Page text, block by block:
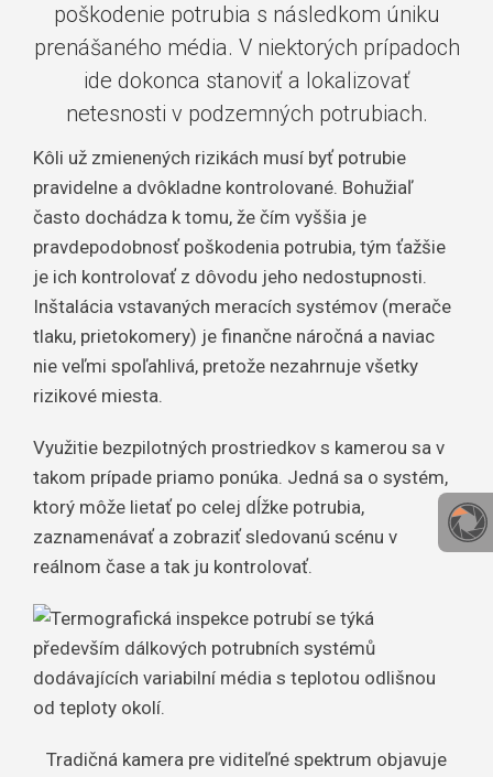
poškodenie potrubia s následkom úniku
prenášaného média. V niektorých prípadoch
ide dokonca stanoviť a lokalizovať
netesnosti v podzemných potrubiach.
Kôli už zmienených rizikách musí byť potrubie
pravidelne a dvôkladne kontrolované. Bohužiaľ
často dochádza k tomu, že čím vyššia je
pravdepodobnosť poškodenia potrubia, tým ťažšie
je ich kontrolovať z dôvodu jeho nedostupnosti.
Inštalácia vstavaných meracích systémov (merače
tlaku, prietokomery) je finančne náročná a naviac
nie veľmi spoľahlivá, pretože nezahrnuje všetky
rizikové miesta.
Využitie bezpilotných prostriedkov s kamerou sa v
takom prípade priamo ponúka. Jedná sa o systém,
ktorý môže lietať po celej dĺžke potrubia,
zaznamenávať a zobraziť sledovanú scénu v
reálnom čase a tak ju kontrolovať.
Tradičná kamera pre viditeľné spektrum objavuje